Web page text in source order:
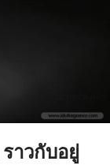
ราวกับอยู่